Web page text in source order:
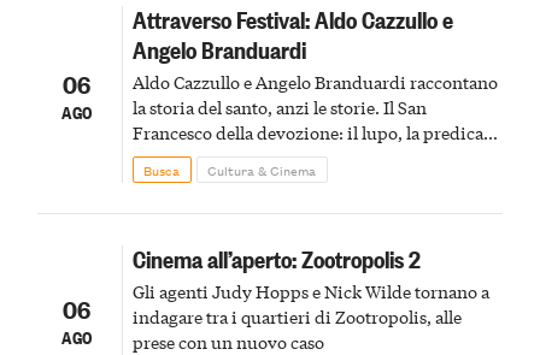
06
AGO
Attraverso Festival: Aldo Cazzullo e
Angelo Branduardi
Aldo Cazzullo e Angelo Branduardi raccontano
la storia del santo, anzi le storie. Il San
Francesco della devozione: il lupo, la predica
agli uccelli, le stimmate
Busca Cultura & Cinema
06
AGO
Cinema all’aperto: Zootropolis 2
Gli agenti Judy Hopps e Nick Wilde tornano a
indagare tra i quartieri di Zootropolis, alle
prese con un nuovo caso